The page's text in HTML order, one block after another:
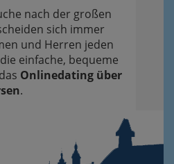
nach der großen
sich immer
und Herren jeden
einfache, bequeme
Onlinedating über
.